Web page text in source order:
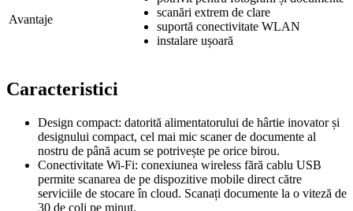
Avantaje
scanări extrem de clare
suportă conectivitate WLAN
instalare ușoară
Caracteristici
Design compact: datorită alimentatorului de hârtie inovator și
designului compact, cel mai mic scaner de documente al
nostru de până acum se potrivește pe orice birou.
Conectivitate Wi-Fi: conexiunea wireless fără cablu USB
permite scanarea de pe dispozitive mobile direct către
serviciile de stocare în cloud. Scanați documente la o viteză de
30 de coli pe minut.